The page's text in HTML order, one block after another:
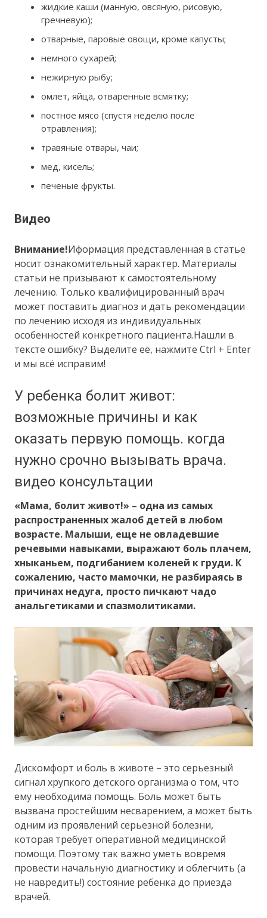
жидкие каши (манную, овсяную, рисовую,
гречневую);
отварные, паровые овощи, кроме капусты;
немного сухарей;
нежирную рыбу;
омлет, яйца, отваренные всмятку;
постное мясо (спустя неделю после
отравления);
травяные отвары, чаи;
мед, кисель;
печеные фрукты.
Видео
Внимание!Иформация представленная в статье
носит ознакомительный характер. Материалы
статьи не призывают к самостоятельному
лечению. Только квалифицированный врач
может поставить диагноз и дать рекомендации
по лечению исходя из индивидуальных
особенностей конкретного пациента.Нашли в
тексте ошибку? Выделите её, нажмите Ctrl + Enter
и мы всё исправим!
У ребенка болит живот:
возможные причины и как
оказать первую помощь. когда
нужно срочно вызывать врача.
видео консультации
«Мама, болит живот!» – одна из самых
распространенных жалоб детей в любом
возрасте. Малыши, еще не овладевшие
речевыми навыками, выражают боль плачем,
хныканьем, подгибанием коленей к груди. К
сожалению, часто мамочки, не разбираясь в
причинах недуга, просто пичкают чадо
анальгетиками и спазмолитиками.
Дискомфорт и боль в животе – это серьезный
сигнал хрупкого детского организма о том, что
ему необходима помощь. Боль может быть
вызвана простейшим несварением, а может быть
одним из проявлений серьезной болезни,
которая требует оперативной медицинской
помощи. Поэтому так важно уметь вовремя
провести начальную диагностику и облегчить (а
не навредить!) состояние ребенка до приезда
врачей.